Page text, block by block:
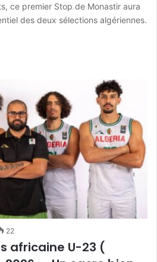
ce premier Stop de Monastir aura
des deux sélections algériennes.
22
africaine U-23 (